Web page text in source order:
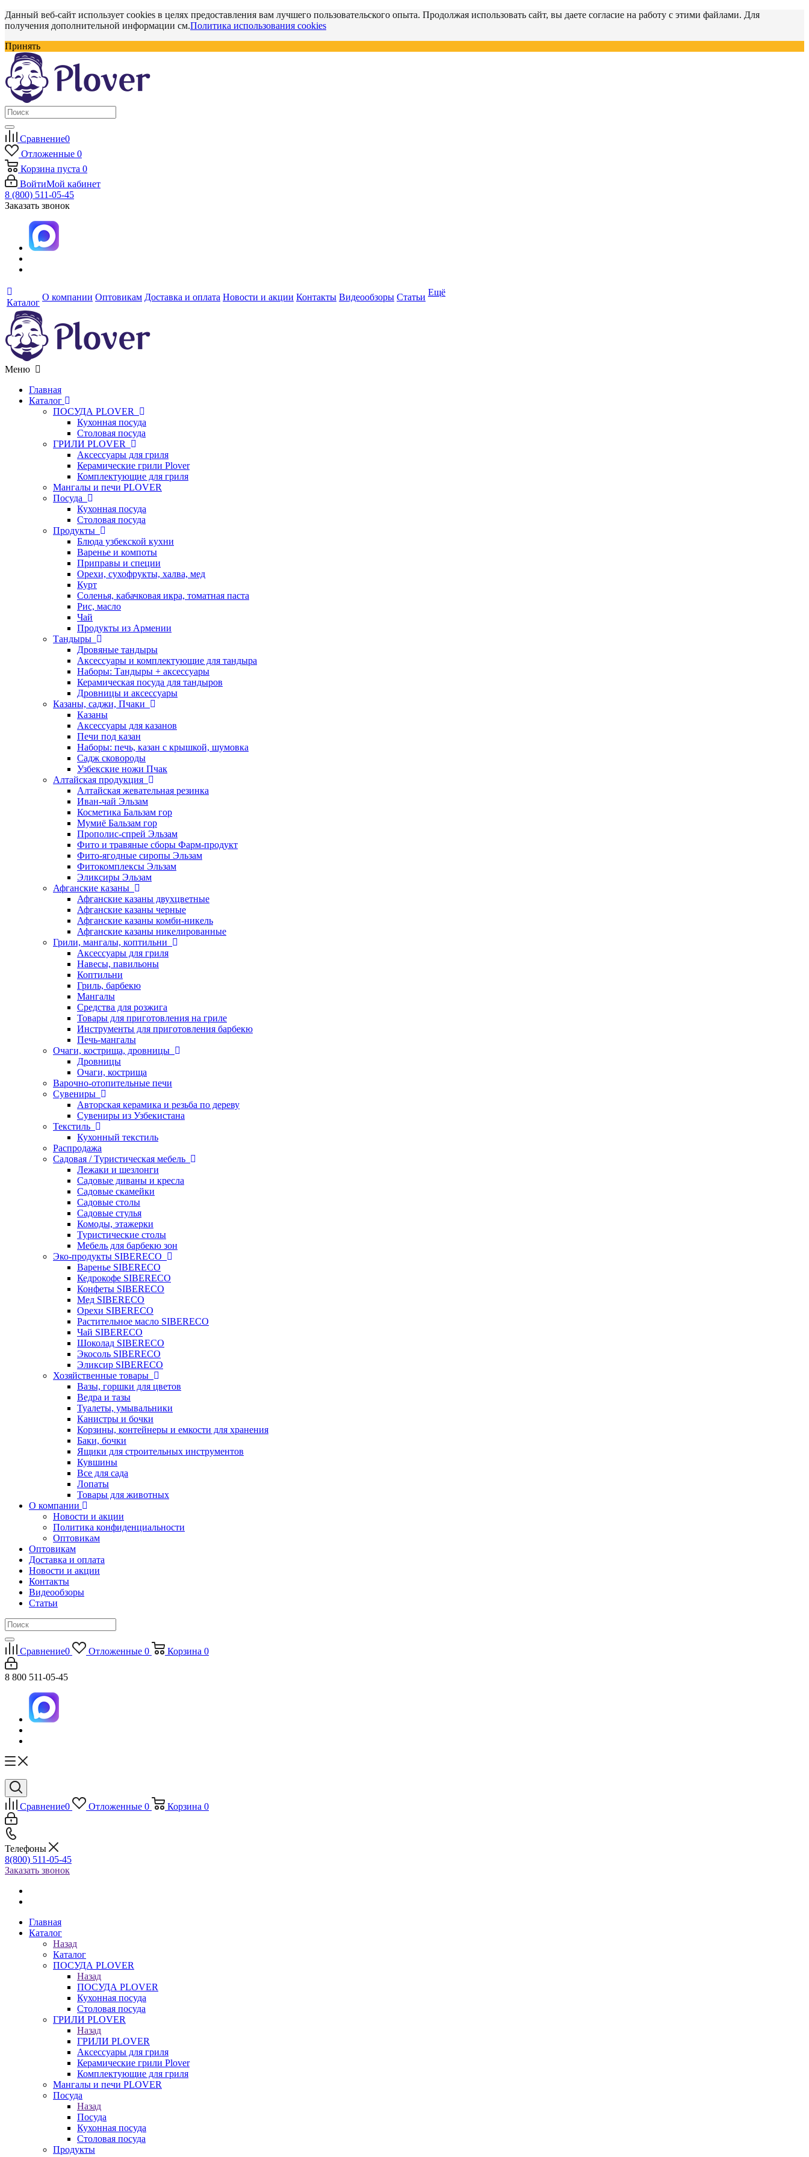
Данный веб-сайт использует cookies в целях предоставления вам лучшего пользовательского опыта. Продолжая использовать сайт, вы даете согласие на работу с этими файлами. Для
получения дополнительной информации см.Политика использования cookies
Принять
Сравнение0
Отложенные 0
Корзина пуста 0
ВойтиМой кабинет
8 (800) 511-05-45
Заказать звонок
Каталог
О компании Оптовикам Доставка и оплата Новости и акции Контакты Видеообзоры Статьи Ещё
Меню
Главная
Каталог
ПОСУДА PLOVER
Кухонная посуда
Столовая посуда
ГРИЛИ PLOVER
Аксессуары для гриля
Керамические грили Plover
Комплектующие для гриля
Мангалы и печи PLOVER
Посуда
Кухонная посуда
Столовая посуда
Продукты
Блюда узбекской кухни
Варенье и компоты
Приправы и специи
Орехи, сухофрукты, халва, мед
Курт
Соленья, кабачковая икра, томатная паста
Рис, масло
Чай
Продукты из Армении
Тандыры
Дровяные тандыры
Аксессуары и комплектующие для тандыра
Наборы: Тандыры + аксессуары
Керамическая посуда для тандыров
Дровницы и аксессуары
Казаны, саджи, Пчаки
Казаны
Аксессуары для казанов
Печи под казан
Наборы: печь, казан с крышкой, шумовка
Садж сковороды
Узбекские ножи Пчак
Алтайская продукция
Алтайская жевательная резинка
Иван-чай Эльзам
Косметика Бальзам гор
Мумиё Бальзам гор
Прополис-спрей Эльзам
Фито и травяные сборы Фарм-продукт
Фито-ягодные сиропы Эльзам
Фитокомплексы Эльзам
Эликсиры Эльзам
Афганские казаны
Афганские казаны двухцветные
Афганские казаны черные
Афганские казаны комби-никель
Афганские казаны никелированные
Грили, мангалы, коптильни
Аксессуары для гриля
Навесы, павильоны
Коптильни
Гриль, барбекю
Мангалы
Средства для розжига
Товары для приготовления на гриле
Инструменты для приготовления барбекю
Печь-мангалы
Очаги, кострища, дровницы
Дровницы
Очаги, кострища
Варочно-отопительные печи
Сувениры
Авторская керамика и резьба по дереву
Сувениры из Узбекистана
Текстиль
Кухонный текстиль
Распродажа
Садовая / Туристическая мебель
Лежаки и шезлонги
Садовые диваны и кресла
Садовые скамейки
Садовые столы
Садовые стулья
Комоды, этажерки
Туристические столы
Мебель для барбекю зон
Эко-продукты SIBERECO
Варенье SIBERECO
Кедрокофе SIBERECO
Конфеты SIBERECO
Мед SIBERECO
Орехи SIBERECO
Растительное масло SIBERECO
Чай SIBERECO
Шоколад SIBERECO
Экосоль SIBERECO
Эликсир SIBERECO
Хозяйственные товары
Вазы, горшки для цветов
Ведра и тазы
Туалеты, умывальники
Канистры и бочки
Корзины, контейнеры и емкости для хранения
Баки, бочки
Ящики для строительных инструментов
Кувшины
Все для сада
Лопаты
Товары для животных
О компании
Новости и акции
Политика конфиденциальности
Оптовикам
Оптовикам
Доставка и оплата
Новости и акции
Контакты
Видеообзоры
Статьи
Сравнение0 Отложенные 0 Корзина 0
8 800 511-05-45
Сравнение0 Отложенные 0 Корзина 0
Телефоны
8(800) 511-05-45
Заказать звонок
Главная
Каталог
Назад
Каталог
ПОСУДА PLOVER
Назад
ПОСУДА PLOVER
Кухонная посуда
Столовая посуда
ГРИЛИ PLOVER
Назад
ГРИЛИ PLOVER
Аксессуары для гриля
Керамические грили Plover
Комплектующие для гриля
Мангалы и печи PLOVER
Посуда
Назад
Посуда
Кухонная посуда
Столовая посуда
Продукты